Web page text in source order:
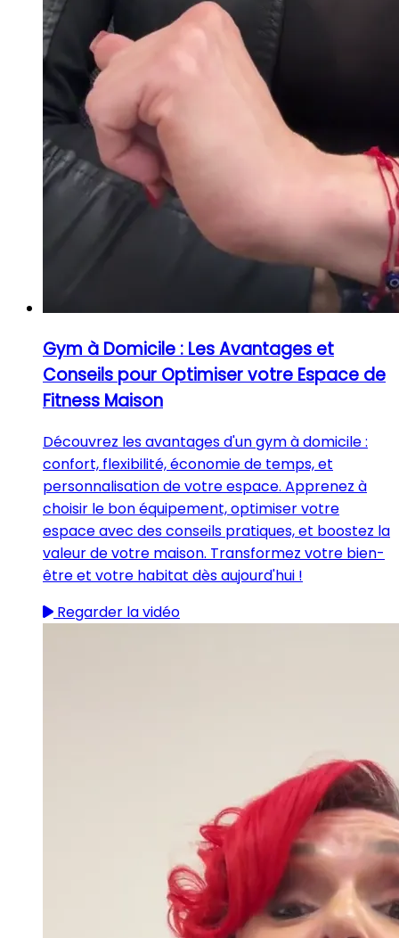
Gym à Domicile : Les Avantages et
Conseils pour Optimiser votre Espace de
Fitness Maison
Découvrez les avantages d'un gym à domicile :
confort, flexibilité, économie de temps, et
personnalisation de votre espace. Apprenez à
choisir le bon équipement, optimiser votre
espace avec des conseils pratiques, et boostez la
valeur de votre maison. Transformez votre bien-
être et votre habitat dès aujourd'hui !
Regarder la vidéo